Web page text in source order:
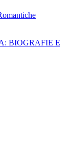
BIOGRAFIE E